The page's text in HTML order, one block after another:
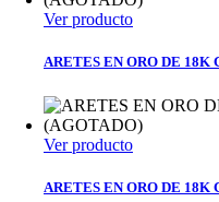
Ver producto
ARETES EN ORO DE 18K
Ver producto
ARETES EN ORO DE 18K